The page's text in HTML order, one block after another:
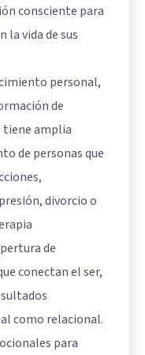
consciente para
vida de sus
personal,
de
tiene amplia
de personas que
divorcio o
de
conectan el ser,
como relacional.
para